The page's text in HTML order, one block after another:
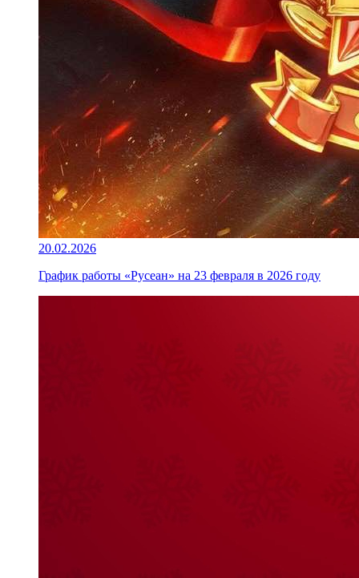
20.02.2026
График работы «Русеан» на 23 февраля в 2026 году